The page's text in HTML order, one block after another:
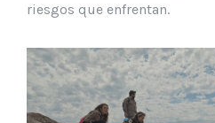
riesgos que enfrentan.